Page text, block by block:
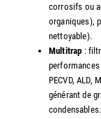
corrosifs ou
organiques),
nettoyable).
Multitrap :
PECVD, ALD,
générant de